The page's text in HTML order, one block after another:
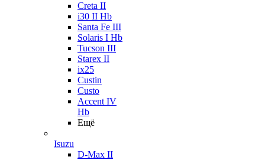
Creta II
i30 II Hb
Santa Fe III
Solaris I Hb
Tucson III
Starex II
ix25
Custin
Custo
Accent IV
Hb
Ещё
Isuzu
D-Max II